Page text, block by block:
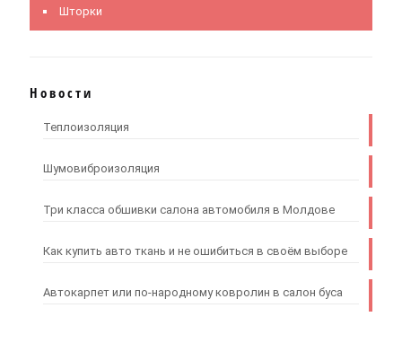
Шторки
Новости
Теплоизоляция
Шумовиброизоляция
Три класса обшивки салона автомобиля в Молдове
Как купить авто ткань и не ошибиться в своём выборе
Автокарпет или по-народному ковролин в салон буса